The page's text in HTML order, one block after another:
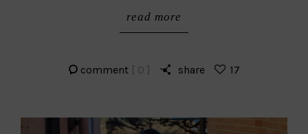
read more
comment [ 0 ] share 17